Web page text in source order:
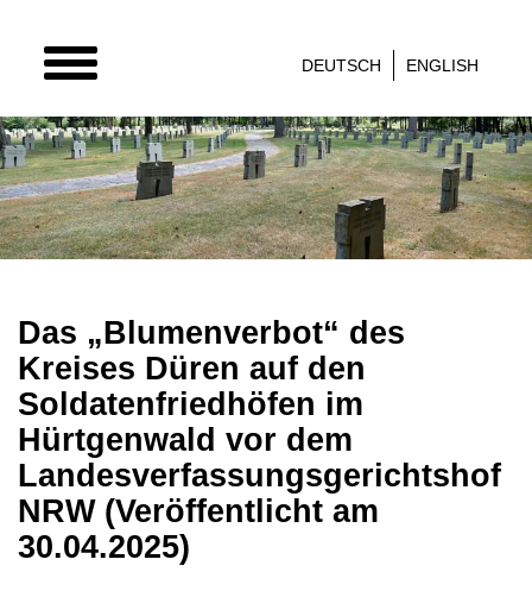
TOGGLE
NAVIGATION
DEUTSCH ENGLISH
Das „Blumenverbot“ des
Kreises Düren auf den
Soldatenfriedhöfen im
Hürtgenwald vor dem
Landesverfassungsgerichtshof
NRW (Veröffentlicht am
30.04.2025)